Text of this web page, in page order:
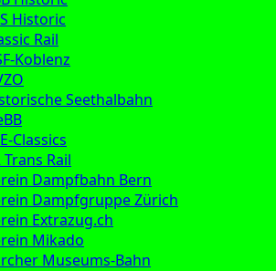
Historic
Rail
Koblenz
Seethalbahn
Classics
Trans Rail
Dampfbahn Bern
Dampfgruppe Zürich
Extrazug.ch
Mikado
Museums-Bahn